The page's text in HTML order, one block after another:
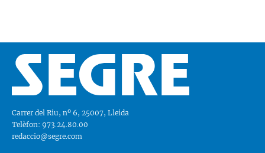
Carrer del Riu, nº 6, 25007, Lleida
Telèfon: 973.24.80.00
redaccio@segre.com